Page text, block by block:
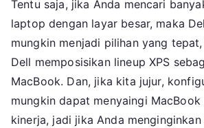
Tentu saja, jika Anda mencari
laptop dengan layar besar, maka
mungkin menjadi pilihan yang
Dell memposisikan lineup XPS
MacBook. Dan, jika kita jujur,
mungkin dapat menyaingi MacBook
kinerja, jadi jika Anda menginginkan